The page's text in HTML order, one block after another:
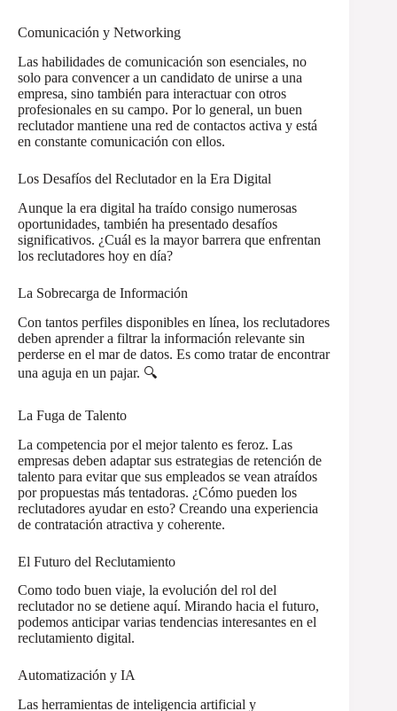
Comunicación y Networking
Las habilidades de comunicación son esenciales, no
solo para convencer a un candidato de unirse a una
empresa, sino también para interactuar con otros
profesionales en su campo. Por lo general, un buen
reclutador mantiene una red de contactos activa y está
en constante comunicación con ellos.
Los Desafíos del Reclutador en la Era Digital
Aunque la era digital ha traído consigo numerosas
oportunidades, también ha presentado desafíos
significativos. ¿Cuál es la mayor barrera que enfrentan
los reclutadores hoy en día?
La Sobrecarga de Información
Con tantos perfiles disponibles en línea, los reclutadores
deben aprender a filtrar la información relevante sin
perderse en el mar de datos. Es como tratar de encontrar
una aguja en un pajar. 🔍
La Fuga de Talento
La competencia por el mejor talento es feroz. Las
empresas deben adaptar sus estrategias de retención de
talento para evitar que sus empleados se vean atraídos
por propuestas más tentadoras. ¿Cómo pueden los
reclutadores ayudar en esto? Creando una experiencia
de contratación atractiva y coherente.
El Futuro del Reclutamiento
Como todo buen viaje, la evolución del rol del
reclutador no se detiene aquí. Mirando hacia el futuro,
podemos anticipar varias tendencias interesantes en el
reclutamiento digital.
Automatización y IA
Las herramientas de inteligencia artificial y